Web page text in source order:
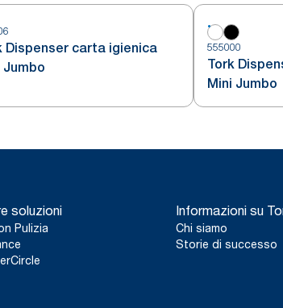
Dispenser carta igienica
Jumbo
555000
Tork
Mini Jumbo
soluzioni
Pulizia
Informazioni su
Chi siamo
Storie di successo